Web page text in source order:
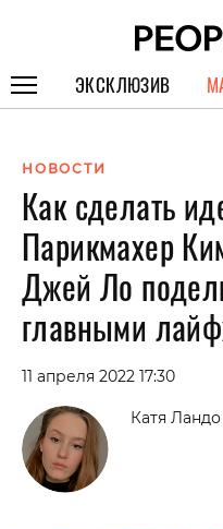
ЭКСКЛЮЗИВ
СПЕЦПРОЕКТЫ
ИНТЕРВЬЮ
ПОКОЛЕНИЕ
НОВОСТИ
Как сделать
Парикмахер
Джей Ло
главными
11 апреля 2022 17:30
Катя Ландо